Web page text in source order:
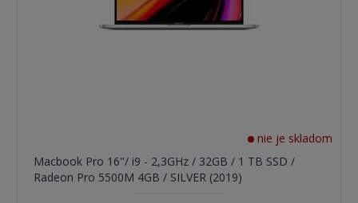
nie je skladom
Macbook Pro 16"/ i9 - 2,3GHz / 32GB / 1 TB SSD /
Radeon Pro 5500M 4GB / SILVER (2019)